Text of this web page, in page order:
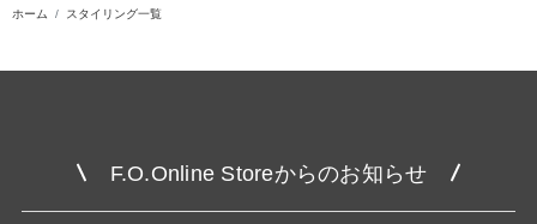
ホーム スタイリング一覧
F.O.Online Storeからのお知らせ